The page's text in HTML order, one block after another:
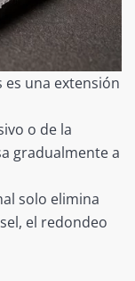
una extensión
o de la
gradualmente a
solo elimina
el redondeo